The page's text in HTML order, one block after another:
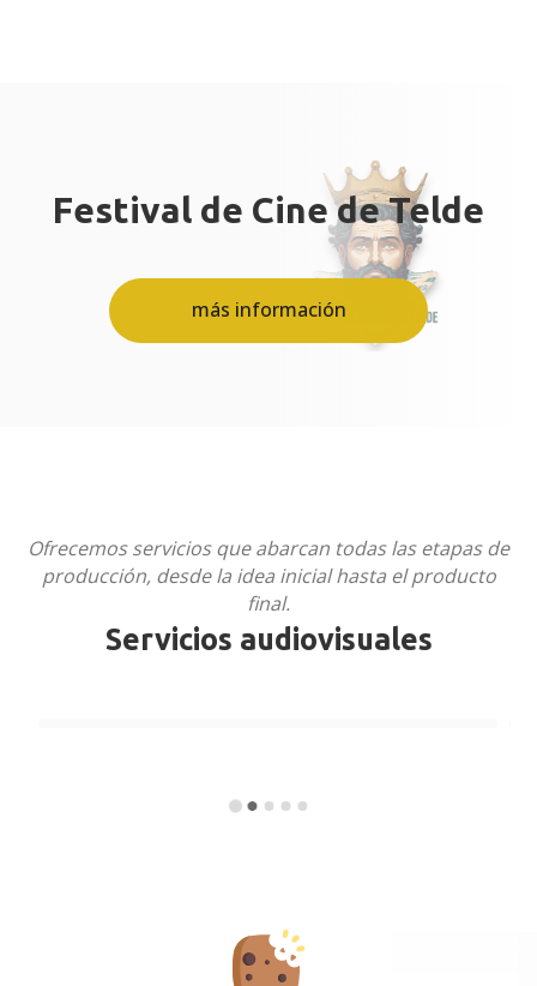
Festival de Cine de Telde
más información
Ofrecemos servicios que abarcan todas las etapas de
producción, desde la idea inicial hasta el producto
final.
Servicios audiovisuales
FOTOGRAFÍA Y
MAKING-OF